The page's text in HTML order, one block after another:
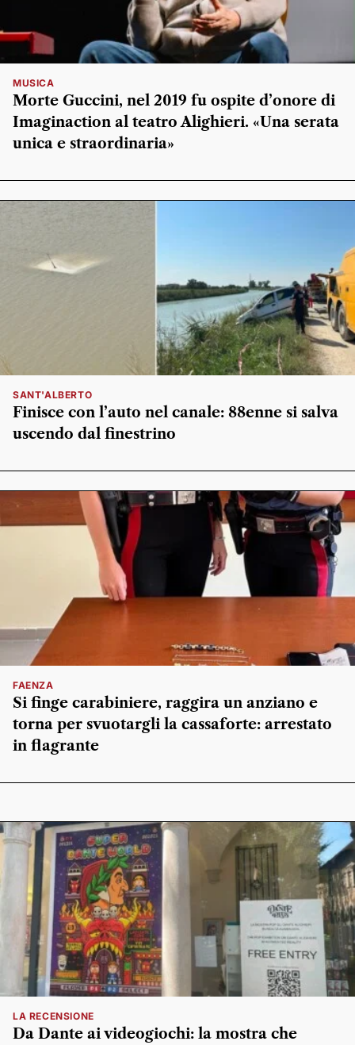
MUSICA
Morte Guccini, nel 2019 fu ospite d’onore di
Imaginaction al teatro Alighieri. «Una serata
unica e straordinaria»
SANT'ALBERTO
Finisce con l’auto nel canale: 88enne si salva
uscendo dal finestrino
FAENZA
Si finge carabiniere, raggira un anziano e
torna per svuotargli la cassaforte: arrestato
in flagrante
LA RECENSIONE
Da Dante ai videogiochi: la mostra che